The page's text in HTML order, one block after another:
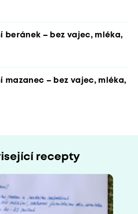
beránek – bez vajec, mléka,
mazanec – bez vajec, mléka,
recepty